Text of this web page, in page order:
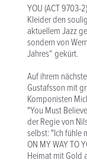
YOU (ACT 9703-
Kleider den
aktuellem Jazz
sondern von
Jahres“ gekürt.
Auf ihrem
Gustafsson mit
Komponisten
"You Must
der Regie von
selbst: "Ich fühle
ON MY WAY TO
Heimat mit Gold